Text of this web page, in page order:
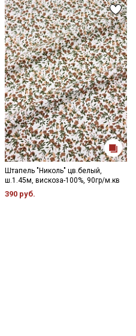
Штапель "Николь" цв.белый,
ш.1.45м, вискоза-100%, 90гр/м.кв
390 руб.
обработки персональных
персональных
рекламных и